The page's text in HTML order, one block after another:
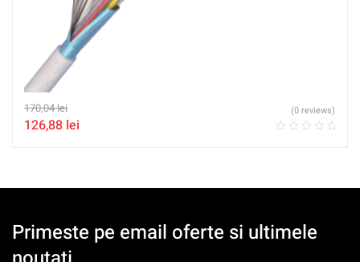
170,04lei
126,88 lei
(0 reviews)
Primeste pe email oferte si ultimele